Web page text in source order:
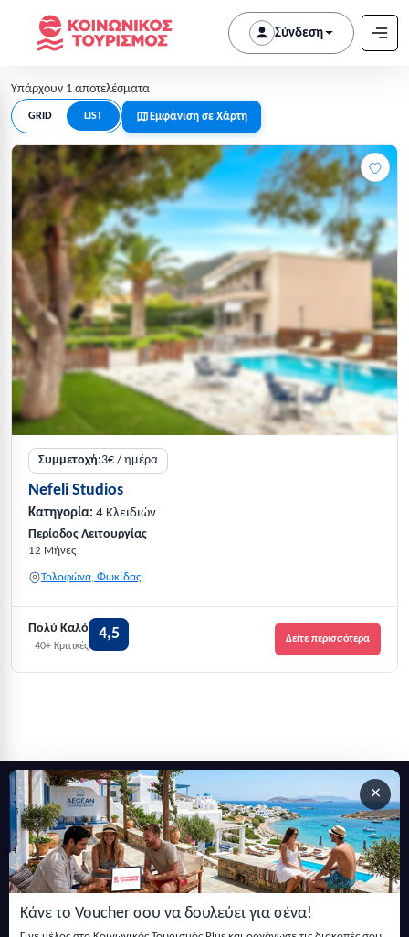
Σύνδεση
Υπάρχουν 1 αποτελέσματα
GRID LIST Εμφάνιση σε Χάρτη
Συμμετοχή:3€ / ημέρα
Nefeli Studios
Κατηγορία: 4 Κλειδιών
Περίοδος Λειτουργίας
12 Μήνες
Τολοφώνα, Φωκίδας
Πολύ Καλό
40+ Κριτικές
4,5 Δείτε περισσότερα
×
Κάνε το Voucher σου να δουλεύει για σένα!
Εγγραφείτε στο newsletter μας
Μείνετε ενημερωμένοι με τις τελευταίες ειδήσεις, ανακοινώσεις
και άρθρα.